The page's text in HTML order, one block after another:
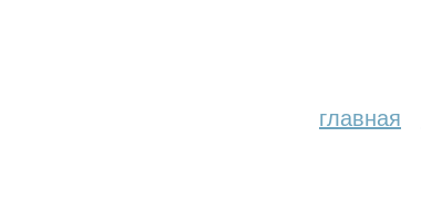
главная